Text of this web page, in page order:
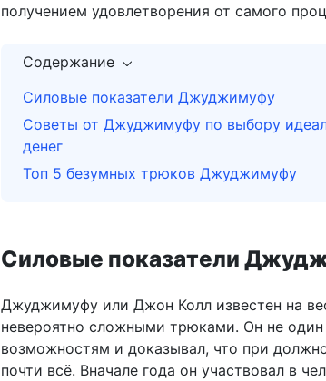
получением удовлетворения от самого
Содержание
Силовые показатели Джуджимуфу
Советы от Джуджимуфу по выбору
денег
Топ 5 безумных трюков Джуджимуфу
Силовые показатели
Джуджимуфу или Джон Колл известен на
невероятно сложными трюками. Он не один
возможностям и доказывал, что при
почти всё. Вначале года он участвовал в